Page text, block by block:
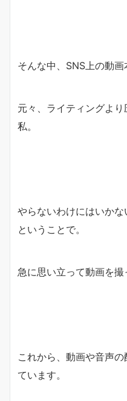
そんな中、SNS上の動画
元々、ライティングよ
私。
やらないわけにはいかな
ということで。
急に思い立って動画を撮
これから、動画や音声
ています。